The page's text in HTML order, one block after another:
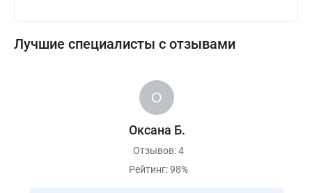
Лучшие специалисты с отзывами
Оксана Б.
Отзывов: 4
Рейтинг: 98%